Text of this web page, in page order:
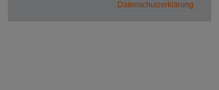
Datenschutzerklärung